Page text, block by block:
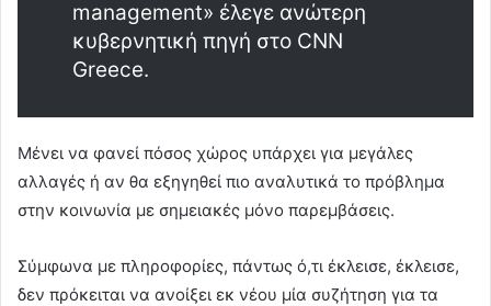
management» έλεγε ανώτερη
κυβερνητική πηγή στο CNN
Greece.
Μένει να φανεί πόσος χώρος υπάρχει για μεγάλες
αλλαγές ή αν θα εξηγηθεί πιο αναλυτικά το πρόβλημα
στην κοινωνία με σημειακές μόνο παρεμβάσεις.
Σύμφωνα με πληροφορίες, πάντως ό,τι έκλεισε, έκλεισε,
δεν πρόκειται να ανοίξει εκ νέου μία συζήτηση για τα